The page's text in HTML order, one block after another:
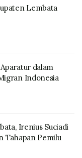
Lembata
dalam
Indonesia
Irenius Suciadi
Tahapan Pemilu